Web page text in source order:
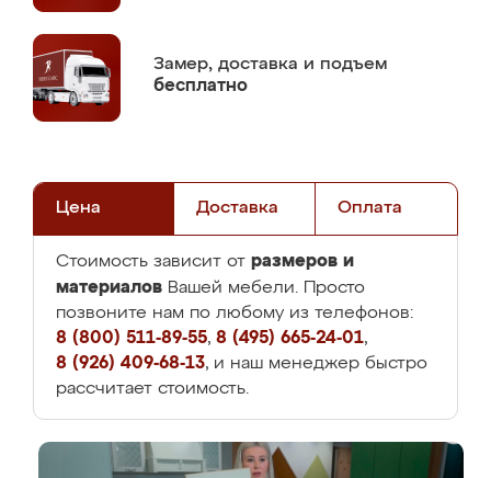
Замер, доставка и подъем
бесплатно
Цена Доставка Оплата
Стоимость зависит от размеров и
материалов Вашей мебели. Просто
позвоните нам по любому из телефонов:
8 (800) 511-89-55, 8 (495) 665-24-01,
8 (926) 409-68-13, и наш менеджер быстро
рассчитает стоимость.